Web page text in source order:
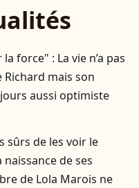
force" : La vie n’a pas
mais son
aussi optimiste
sûrs de les voir le
de ses
de Lola Marois ne